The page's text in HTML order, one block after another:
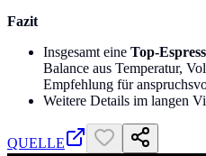
Fazit
Insgesamt eine Top-
Balance aus Temperatur,
Empfehlung für
Weitere Details im langen
QUELLE